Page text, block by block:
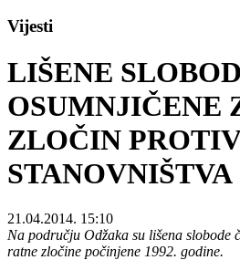
Vijesti
LIŠENE
OSUMNJIČENE
ZLOČIN
STANOVNIŠTVA
21.04.2014. 15:10
Na području Odžaka su lišena slobode
ratne zločine počinjene 1992. godine.